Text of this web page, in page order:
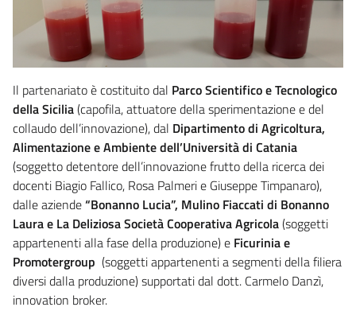
Il partenariato è costituito dal Parco Scientifico e Tecnologico
della Sicilia(capofila, attuatore della sperimentazione e del
collaudo dell’innovazione), dal Dipartimento di Agricoltura,
Alimentazione e Ambiente dell’Università di Catania
(soggetto detentore dell’innovazione frutto della ricerca dei
docenti Biagio Fallico, Rosa Palmeri e Giuseppe Timpanaro),
dalle aziende“Bonanno Lucia”, Mulino Fiaccati di Bonanno
Laura e La Deliziosa Società Cooperativa Agricola(soggetti
appartenenti alla fase della produzione) e Ficurinia e
Promotergroup (soggetti appartenenti a segmenti della filiera
diversi dalla produzione) supportati dal dott. Carmelo Danzì,
innovation broker.